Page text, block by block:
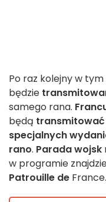
Po raz kolejny w
będzie
samego rana.
będą
specjalnych
rano. Parada wojsk
w programie
Patrouille de France.